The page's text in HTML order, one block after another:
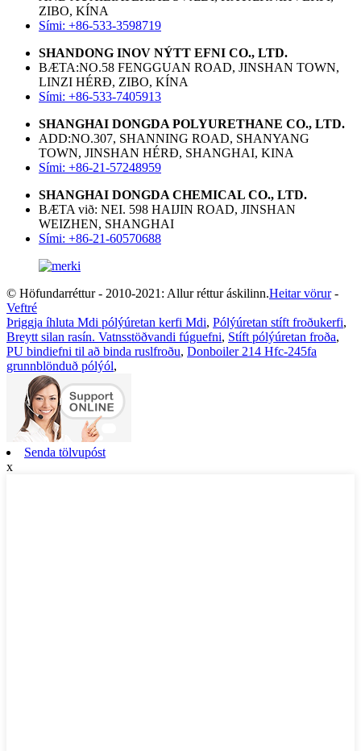
ZIBO, KÍNA
Sími: +86-533-3598719
SHANDONG INOV NÝTT EFNI CO., LTD.
BÆTA:NO.58 FENGGUAN ROAD, JINSHAN TOWN,
LINZI HÉRÐ, ZIBO, KÍNA
Sími: +86-533-7405913
SHANGHAI DONGDA POLYURETHANE CO., LTD.
ADD:NO.307, SHANNING ROAD, SHANYANG
TOWN, JINSHAN HÉRÐ, SHANGHAI, KINA
Sími: +86-21-57248959
SHANGHAI DONGDA CHEMICAL CO., LTD.
BÆTA við: NEI. 598 HAIJIN ROAD, JINSHAN
WEIZHEN, SHANGHAI
Sími: +86-21-60570688
© Höfundarréttur - 2010-2021: Allur réttur áskilinn.Heitar vörur-
Veftré
Þriggja íhluta Mdi pólýúretan kerfi Mdi, Pólýúretan stíft froðukerfi,
Breytt silan rasín. Vatnsstöðvandi fúguefni, Stíft pólýúretan froða,
PU bindiefni til að binda ruslfroðu, Donboiler 214 Hfc-245fa
grunnblönduð pólýól,
Senda tölvupóst
x